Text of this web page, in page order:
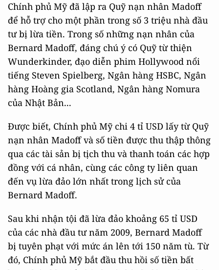
Chính phủ Mỹ đã lập ra Quỹ nạn nhân Madoff
để hỗ trợ cho một phần trong số 3 triệu nhà đầu
tư bị lừa tiền. Trong số những nạn nhân của
Bernard Madoff, đáng chú ý có Quỹ từ thiện
Wunderkinder, đạo diễn phim Hollywood nổi
tiếng Steven Spielberg, Ngân hàng HSBC, Ngân
hàng Hoàng gia Scotland, Ngân hàng Nomura
của Nhật Bản...
Được biết, Chính phủ Mỹ chi 4 tỉ USD lấy từ Quỹ
nạn nhân Madoff và số tiền được thu thập thông
qua các tài sản bị tịch thu và thanh toán các hợp
đồng với cá nhân, cùng các công ty liên quan
đến vụ lừa đảo lớn nhất trong lịch sử của
Bernard Madoff.
Sau khi nhận tội đã lừa đảo khoảng 65 tỉ USD
của các nhà đầu tư năm 2009, Bernard Madoff
bị tuyên phạt với mức án lên tới 150 năm tù. Từ
đó, Chính phủ Mỹ bắt đầu thu hồi số tiền bất